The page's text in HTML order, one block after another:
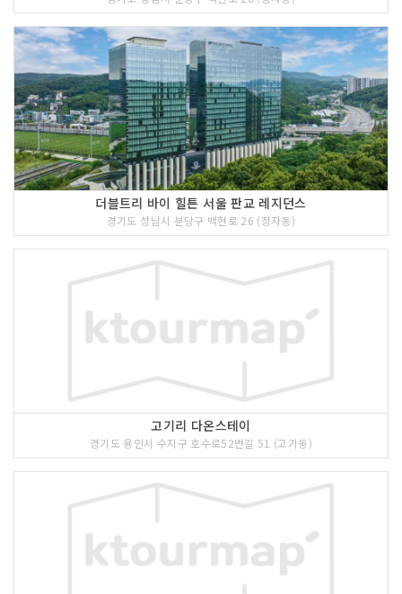
더블트리 바이 힐튼 서울 판교 레지던스
경기도 성남시 분당구 백현로 26 (정자동)
고기리 다온스테이
경기도 용인시 수지구 호수로52번길 51 (고기동)